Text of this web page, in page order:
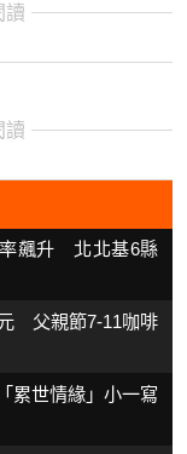
讀
讀
率飆升 北北基6縣
父親節7-11咖啡
累世情緣」小一寫